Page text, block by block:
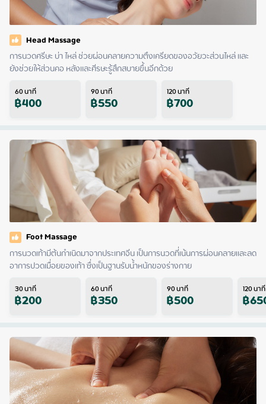
Head Massage
การนวดศรีษะ บ่า ไหล่ ช่วยผ่อนคลายความตึงเครียดของอวัยวะส่วนไหล่ และ
ยังช่วยให้ส่วนคอ หลังและศีรษะรู้สึกสบายขึ้นอีกด้วย
60นาที
฿400 90นาที
฿550 120นาที
฿700
Foot Massage
การนวดเท้ามีต้นกำเนิดมาจากประเทศจีน เป็นการนวดที่เน้นการผ่อนคลายและลด
อาการปวดเมื่อยของเท้า ซึ่งเป็นฐานรับน้ำหนักของร่างกาย
30นาที
฿200 60นาที
฿350 90นาที
฿500 120นาที
฿